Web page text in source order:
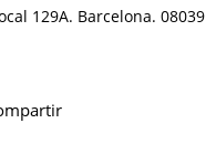
129A. Barcelona. 08039